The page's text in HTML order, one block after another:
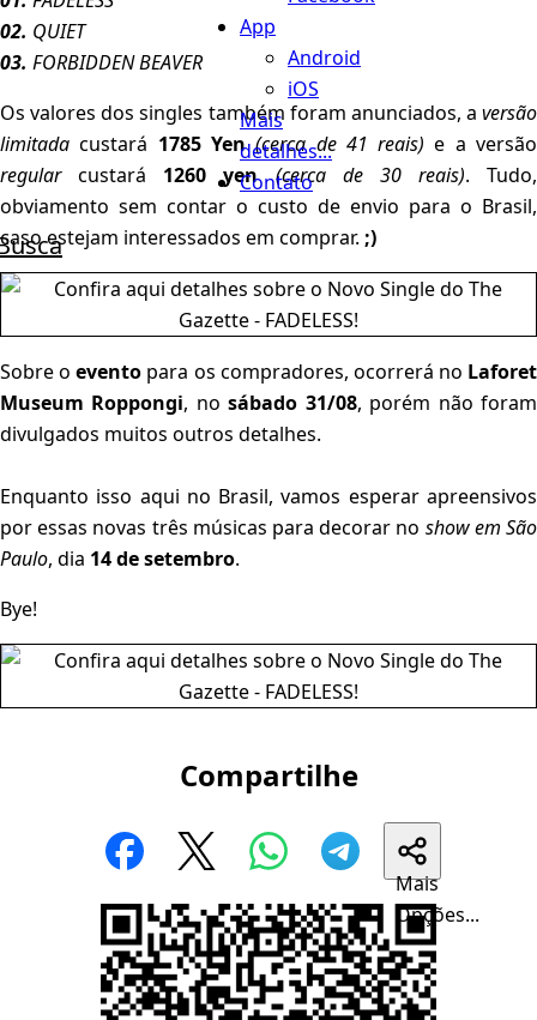
App
Android
iOS
Mais
detalhes...
Contato
02. QUIET
03. FORBIDDEN BEAVER
Os valores dos singles também foram anunciados, a versão
limitada custará 1785 Yen (cerca de 41 reais) e a versão
regularcustará 1260 yen (cerca de 30 reais). Tudo,
obviamento sem contar o custo de envio para o Brasil,
caso estejam interessados em comprar. ;)
Sobre oevento para os compradores, ocorrerá no Laforet
Museum Roppongi, nosábado 31/08, porém não foram
divulgados muitos outros detalhes.
Enquanto isso aqui no Brasil, vamos esperar apreensivos
por essas novas três músicas para decorar no show em São
Paulo, dia 14 de setembro.
Bye!
Compartilhe
Mais
Opções...